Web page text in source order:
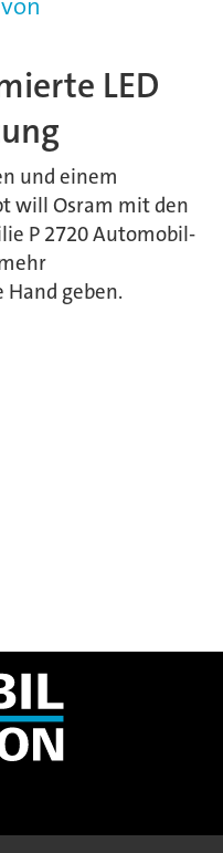
LED
und einem
will Osram mit den
P 2720 Automobil-
geben.